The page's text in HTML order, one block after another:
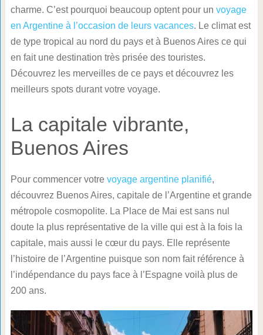
charme. C’est pourquoi beaucoup optent pour un voyage
en Argentine à l’occasion de leurs vacances. Le climat est
de type tropical au nord du pays et à Buenos Aires ce qui
en fait une destination très prisée des touristes.
Découvrez les merveilles de ce pays et découvrez les
meilleurs spots durant votre voyage.
La capitale vibrante,
Buenos Aires
Pour commencer votre voyage argentine planifié,
découvrez Buenos Aires, capitale de l’Argentine et grande
métropole cosmopolite. La Place de Mai est sans nul
doute la plus représentative de la ville qui est à la fois la
capitale, mais aussi le cœur du pays. Elle représente
l’histoire de l’Argentine puisque son nom fait référence à
l’indépendance du pays face à l’Espagne voilà plus de
200 ans.